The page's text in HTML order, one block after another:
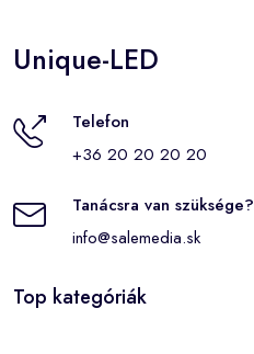
Unique-LED
Telefon
+36 20 20 20 20
Tanácsra van szüksége?
info@salemedia.sk
Top kategóriák